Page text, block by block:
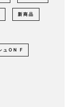
新商品
ュON F